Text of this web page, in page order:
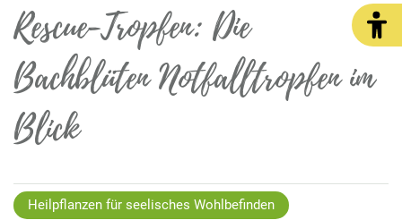
Rescue-Tropfen: Die
Bachblüten Notfalltropfen im
Blick
Heilpflanzen für seelisches Wohlbefinden